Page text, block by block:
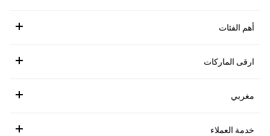
أهم الفئات
ارقى الماركات
مغربي
خدمة العملاء